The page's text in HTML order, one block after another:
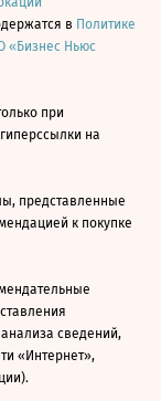
в Политике
«Бизнес Ньюс
при
на
представленные
к покупке
сведений,
«Интернет»,